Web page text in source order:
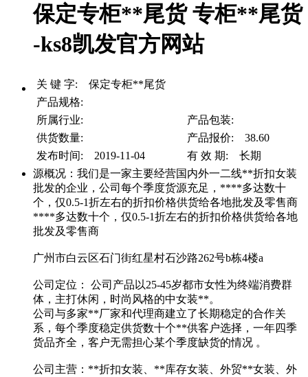
保定专柜**尾货 专柜**尾货
-ks8凯发官方网站
关 键 字: 保定专柜**尾货
产品规格:
所属行业:
产品包装:
供货数量:
产品报价: 38.60
发布时间: 2019-11-04
有 效 期: 长期
源概况：我们是一家主要经营国内外一二线**折扣女装
批发的企业，公司每个季度货源充足，****多达数十
个，仅0.5-1折左右的折扣价格供货给各地批发及零售商
****多达数十个，仅0.5-1折左右的折扣价格供货给各地
批发及零售商
广州市白云区石门街红星村石沙路262号b栋4楼a
公司定位： 公司产品以25-45岁都市女性为终端消费群
体，主打休闲，时尚风格的中女装**。
公司与多家**厂家和代理商建立了长期稳定的合作关
系，每个季度稳定供货数十个**供客户选择，一年四季
货品齐全，客户无需担心某个季度缺货的情况 。
公司主营：**折扣女装、**库存女装、外贸**女装、外